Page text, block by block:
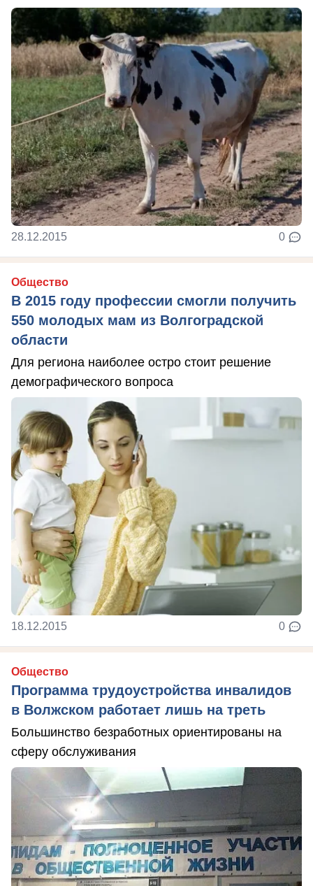
28.12.2015 0
Общество
В 2015 году профессии смогли получить
550 молодых мам из Волгоградской
области
Для региона наиболее остро стоит решение
демографического вопроса
18.12.2015 0
Общество
Программа трудоустройства инвалидов
в Волжском работает лишь на треть
Большинство безработных ориентированы на
сферу обслуживания